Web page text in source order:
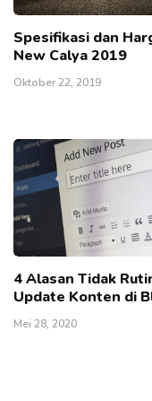
Spesifikasi dan
New Calya 2019
Oktober 22, 2019
4 Alasan Tidak
Update Konten di
Mei 28, 2020